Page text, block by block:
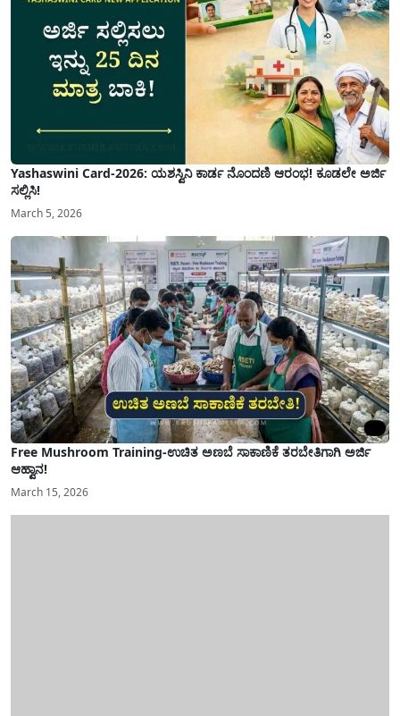
Yashaswini Card-2026: ಯಶಸ್ವಿನಿ ಕಾರ್ಡ ನೊಂದಣಿ ಆರಂಭ! ಕೂಡಲೇ ಅರ್ಜಿ
ಸಲ್ಲಿಸಿ!
March 5, 2026
Free Mushroom Training-ಉಚಿತ ಅಣಬೆ ಸಾಕಾಣಿಕೆ ತರಬೇತಿಗಾಗಿ ಅರ್ಜಿ
ಆಹ್ವಾನ!
March 15, 2026